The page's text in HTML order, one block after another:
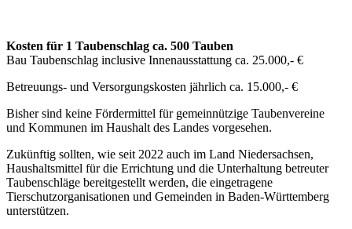
Kosten für 1 Taubenschlag ca. 500 Tauben
Bau Taubenschlag inclusive Innenausstattung ca. 25.000,- €
Betreuungs- und Versorgungskosten jährlich ca. 15.000,- €
Bisher sind keine Fördermittel für gemeinnützige Taubenvereine
und Kommunen im Haushalt des Landes vorgesehen.
Zukünftig sollten, wie seit 2022 auch im Land Niedersachsen,
Haushaltsmittel für die Errichtung und die Unterhaltung betreuter
Taubenschläge bereitgestellt werden, die eingetragene
Tierschutzorganisationen und Gemeinden in Baden-Württemberg
unterstützen.